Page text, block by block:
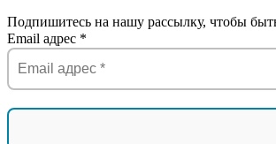
Подпишитесь на нашу рассылку, чтобы
Email адрес *